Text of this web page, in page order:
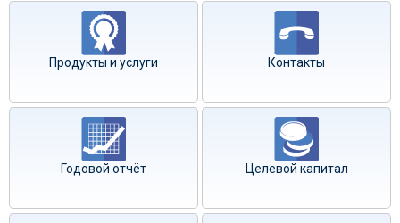
Продукты и услуги Контакты
Годовой отчёт Целевой капитал